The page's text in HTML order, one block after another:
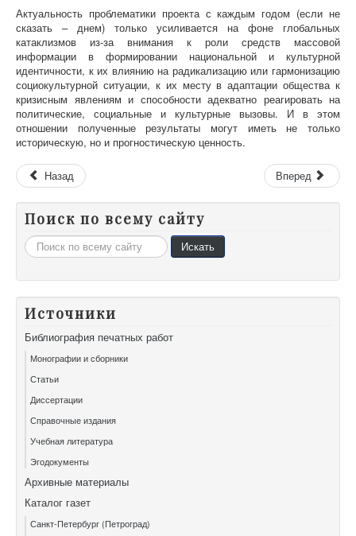
Актуальность проблематики проекта с каждым годом (если не
сказать – днем) только усиливается на фоне глобальных
катаклизмов из-за внимания к роли средств массовой
информации в формировании национальной и культурной
идентичности, к их влиянию на радикализацию или гармонизацию
социокультурной ситуации, к их месту в адаптации общества к
кризисным явлениям и способности адекватно реагировать на
политические, социальные и культурные вызовы. И в этом
отношении полученные результаты могут иметь не только
историческую, но и прогностическую ценность.
Назад Вперед
Поиск по всему сайту
Искать... Искать
Источники
Библиография печатных работ
Монографии и сборники
Статьи
Диссертации
Справочные издания
Учебная литература
Эгодокументы
Архивные материалы
Каталог газет
Санкт-Петербург (Петроград)